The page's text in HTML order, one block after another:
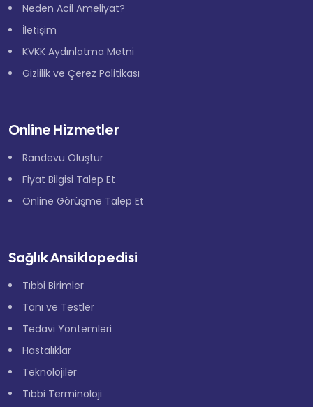
Neden Acil Ameliyat?
İletişim
KVKK Aydınlatma Metni
Gizlilik ve Çerez Politikası
Online Hizmetler
Randevu Oluştur
Fiyat Bilgisi Talep Et
Online Görüşme Talep Et
Sağlık Ansiklopedisi
Tıbbi Birimler
Tanı ve Testler
Tedavi Yöntemleri
Hastalıklar
Teknolojiler
Tıbbi Terminoloji